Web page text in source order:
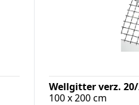
Wellgitter verz.
100 x 200 cm